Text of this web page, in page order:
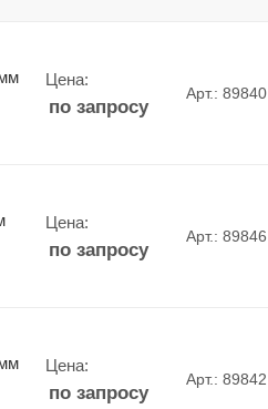
Цена:
по запросу
Арт.: 89840
Цена:
по запросу
Арт.: 89846
Цена:
по запросу
Арт.: 89842